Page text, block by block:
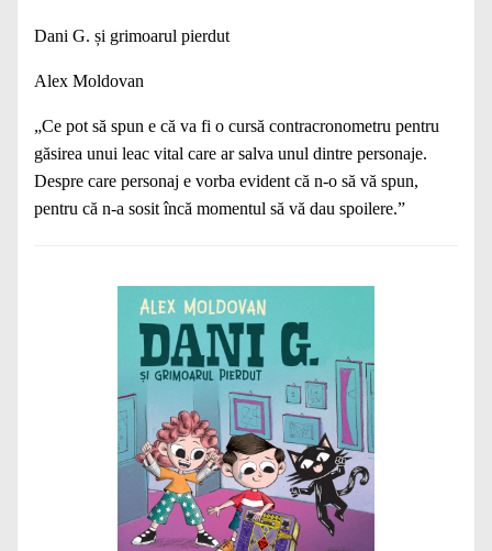
Dani G. și grimoarul pierdut
Alex Moldovan
„Ce pot să spun e că va fi o cursă contracronometru pentru
găsirea unui leac vital care ar salva unul dintre personaje.
Despre care personaj e vorba evident că n-o să vă spun,
pentru că n-a sosit încă momentul să vă dau spoilere.”